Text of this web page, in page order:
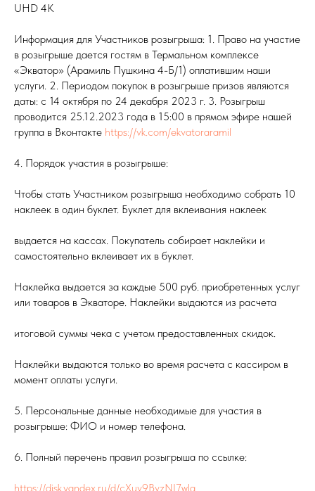
UHD 4K
Информация для Участников розыгрыша: 1. Право на участие
в розыгрыше дается гостям в Термальном комплексе
«Экватор» (Арамиль Пушкина 4-Б/1) оплатившим наши
услуги. 2. Периодом покупок в розыгрыше призов являются
даты: с 14 октября по 24 декабря 2023 г. 3. Розыгрыш
проводится 25.12.2023 года в 15:00 в прямом эфире нашей
группа в Вконтакте https://vk.com/ekvatoraramil
4. Порядок участия в розыгрыше:
Чтобы стать Участником розыгрыша необходимо собрать 10
наклеек в один буклет. Буклет для вклеивания наклеек
выдается на кассах. Покупатель собирает наклейки и
самостоятельно вклеивает их в буклет.
Наклейка выдается за каждые 500 руб. приобретенных услуг
или товаров в Экваторе. Наклейки выдаются из расчета
итоговой суммы чека с учетом предоставленных скидок.
Наклейки выдаются только во время расчета с кассиром в
момент оплаты услуги.
5. Персональные данные необходимые для участия в
розыгрыше: ФИО и номер телефона.
6. Полный перечень правил розыгрыша по ссылке:
https://disk.yandex.ru/d/cXuv9BvzNI7wlg